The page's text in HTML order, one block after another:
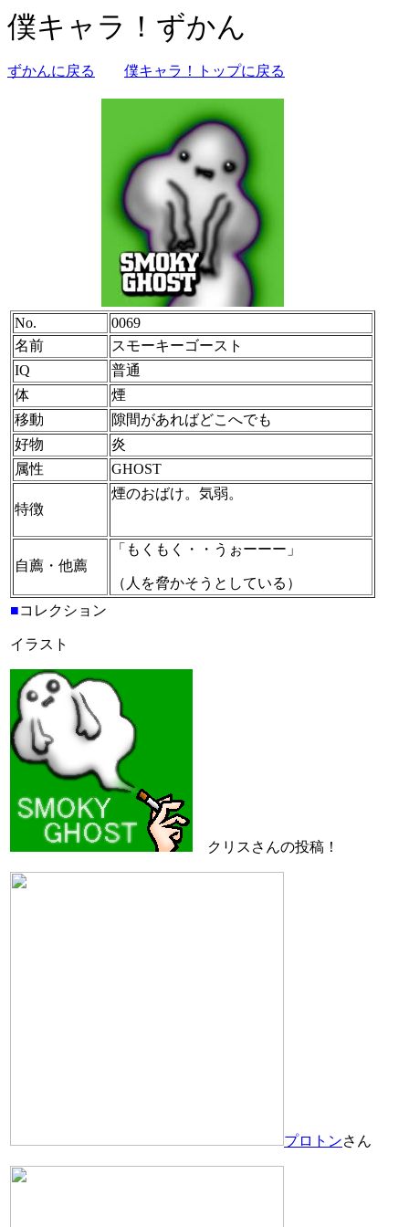
僕キャラ！ずかん
ずかんに戻る 僕キャラ！トップに戻る
No.
0069
名前
スモーキーゴースト
IQ
普通
体
煙
移動
隙間があればどこへでも
好物
炎
属性
GHOST
特徴
煙のおばけ。気弱。
自薦・他薦
「もくもく・・うぉーーー」
（人を脅かそうとしている）
■コレクション
イラスト
クリスさんの投稿！
プロトンさん